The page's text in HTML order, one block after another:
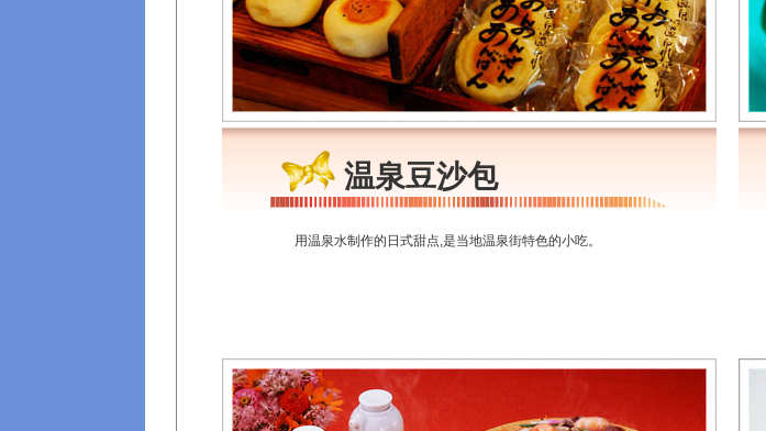
温泉豆沙包
用温泉水制作的日式甜点,是当地温泉街特色的小吃。